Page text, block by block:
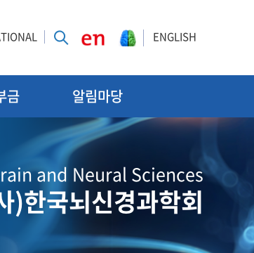
ENGLISH
금 알림마당
and Neural Sciences
)한국뇌신경과학회